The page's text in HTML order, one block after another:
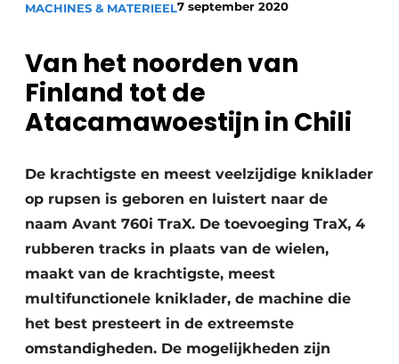
Vacature aanmelden
Vacatures
MACHINES & MATERIEEL7 september 2020
Van het noorden van
Finland tot de
Atacamawoestijn in Chili
De krachtigste en meest veelzijdige kniklader
op rupsen is geboren en luistert naar de
naam Avant 760i TraX. De toevoeging TraX, 4
rubberen tracks in plaats van de wielen,
maakt van de krachtigste, meest
multifunctionele kniklader, de machine die
het best presteert in de extreemste
omstandigheden. De mogelijkheden zijn